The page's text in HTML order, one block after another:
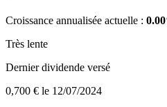
Croissance annualisée actuelle :
Très lente
Dernier dividende versé
0,700 € le 12/07/2024